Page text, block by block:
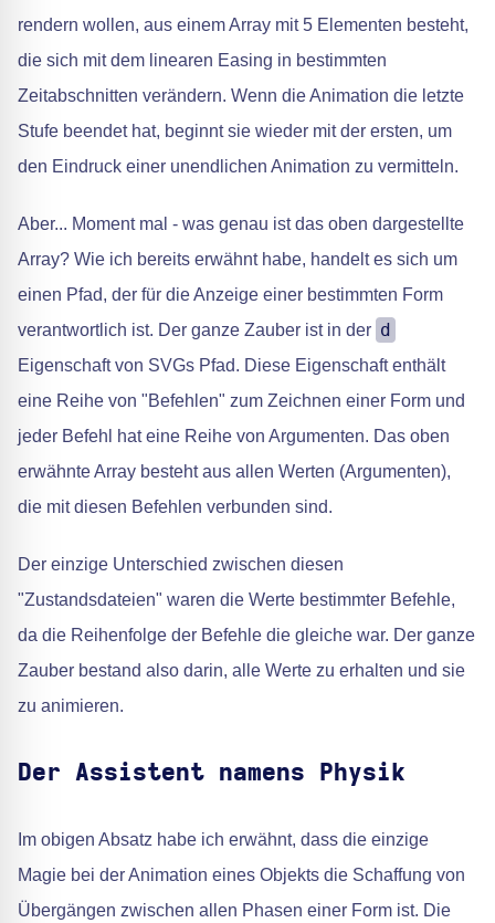
rendern wollen, aus einem Array mit 5 Elementen besteht,
die sich mit dem linearen Easing in bestimmten
Zeitabschnitten verändern. Wenn die Animation die letzte
Stufe beendet hat, beginnt sie wieder mit der ersten, um
den Eindruck einer unendlichen Animation zu vermitteln.
Aber... Moment mal - was genau ist das oben dargestellte
Array? Wie ich bereits erwähnt habe, handelt es sich um
einen Pfad, der für die Anzeige einer bestimmten Form
verantwortlich ist. Der ganze Zauber ist in der d
Eigenschaft von SVGs Pfad. Diese Eigenschaft enthält
eine Reihe von "Befehlen" zum Zeichnen einer Form und
jeder Befehl hat eine Reihe von Argumenten. Das oben
erwähnte Array besteht aus allen Werten (Argumenten),
die mit diesen Befehlen verbunden sind.
Der einzige Unterschied zwischen diesen
"Zustandsdateien" waren die Werte bestimmter Befehle,
da die Reihenfolge der Befehle die gleiche war. Der ganze
Zauber bestand also darin, alle Werte zu erhalten und sie
zu animieren.
Der Assistent namens Physik
Im obigen Absatz habe ich erwähnt, dass die einzige
Magie bei der Animation eines Objekts die Schaffung von
Übergängen zwischen allen Phasen einer Form ist. Die